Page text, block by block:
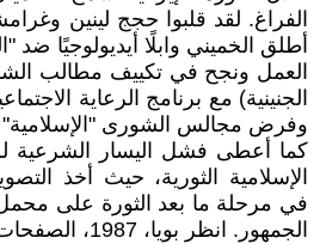
الفراغ. لقد قلبوا حجج لينين
أطلق الخميني وابلًا أيديولوجيًا
العمل ونجح في تكييف مطالب
الجنينية) مع برنامج الرعاية
وفرض مجالس الشورى "الإسلامية"
كما أعطى فشل اليسار الشرعية
الإسلامية الثورية، حيث أخذ
في مرحلة ما بعد الثورة على
الجمهور. انظر بويا، 1987، الصفحات من 123 إلى 168.